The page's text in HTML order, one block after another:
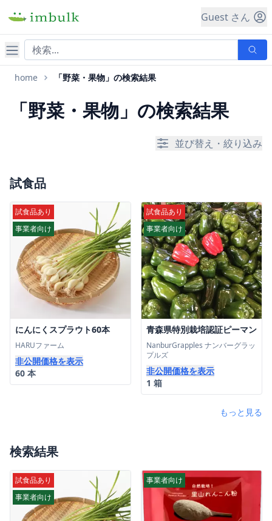
Guest さん
ナビゲーション
home 「野菜・果物」の検索結果
「野菜・果物」の検索結果
並び替え・絞り込み
試食品
試食品あり
事業者向け
にんにくスプラウト60本
HARUファーム
非公開価格を表示
60 本
試食品あり
事業者向け
青森県特別栽培認証ピーマン
NanburGrapples ナンバーグラッ
プルズ
非公開価格を表示
1 箱
もっと見る
検索結果
試食品あり
事業者向け
事業者向け